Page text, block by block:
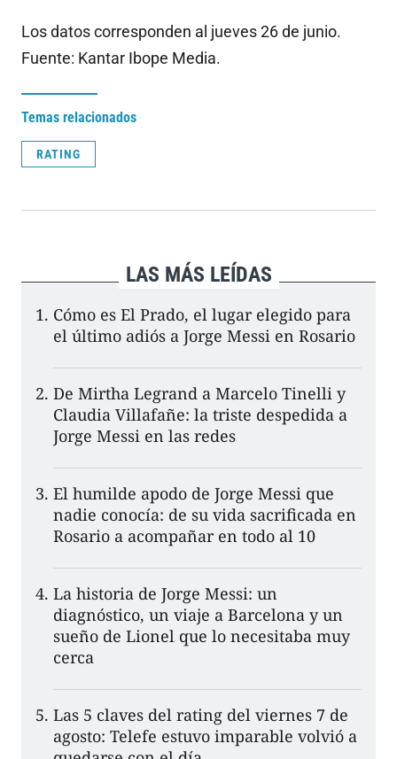
Los datos corresponden al jueves 26 de junio.
Fuente: Kantar Ibope Media.
Temas relacionados
RATING
LAS MÁS LEÍDAS
Cómo es El Prado, el lugar elegido para
el último adiós a Jorge Messi en Rosario
De Mirtha Legrand a Marcelo Tinelli y
Claudia Villafañe: la triste despedida a
Jorge Messi en las redes
El humilde apodo de Jorge Messi que
nadie conocía: de su vida sacrificada en
Rosario a acompañar en todo al 10
La historia de Jorge Messi: un
diagnóstico, un viaje a Barcelona y un
sueño de Lionel que lo necesitaba muy
cerca
Las 5 claves del rating del viernes 7 de
agosto: Telefe estuvo imparable volvió a